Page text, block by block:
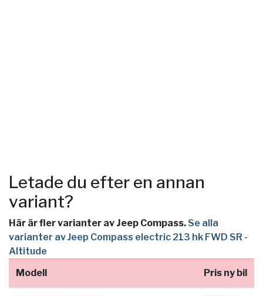
Letade du efter en annan
variant?
Här är fler varianter av Jeep Compass. Se alla
varianter av Jeep Compass electric 213 hk FWD SR -
Altitude
Modell
Pris ny bil